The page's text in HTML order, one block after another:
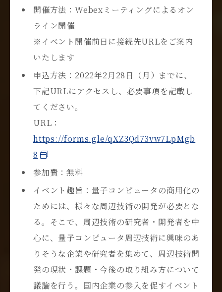
開催方法： Webex ミーティングによるオン
ライン開催
※イベント開催前日に接続先URLをご案内
いたします
申込方法： 2022年2月 28 日（月）までに、
下記URLにアクセスし、必要事項を記載し
てください。
URL ：
https://forms.gle/qXZ3Qd73vw7LpMgb
8
参加費：無料
イベント趣旨：量子コンピュータの商用化の
ためには、様々な周辺技術の開発が必要とな
る。そこで、周辺技術の研究者・開発者を中
心に、量子コンピュータ周辺技術に興味のあ
りそうな企業や研究者を集めて、周辺技術開
発の現状・課題・今後の取り組み方について
議論を行う。国内企業の参入を促すイベント